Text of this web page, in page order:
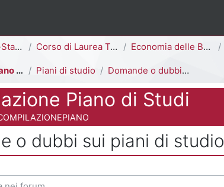
Area Economico-Statistica Corso di Laurea Triennale Economia delle Banche, delle Assicurazioni e degli Intermediari Finanziari [E1803M]
Compilazione Piano di Studi Piani di studio Domande o dubbi sui piani di studio
Piano di Studi
del corso
o dubbi sui piani di studio
forum